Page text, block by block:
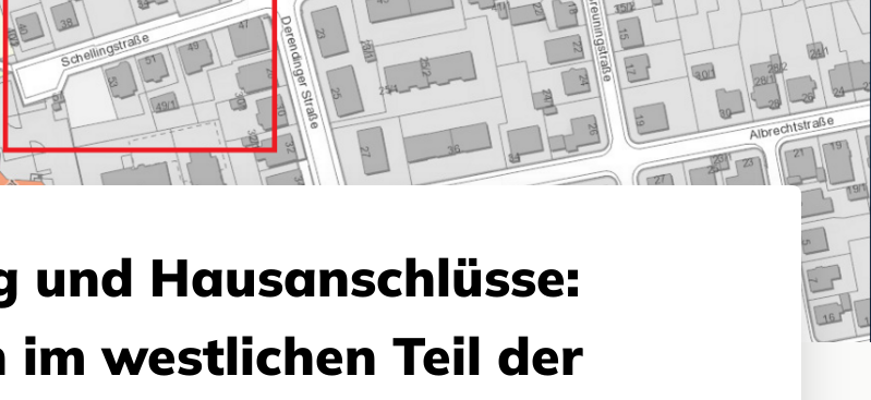
und Hausanschlüsse:
westlichen Teil der